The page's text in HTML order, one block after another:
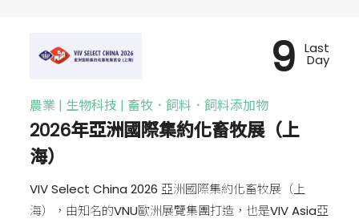
農業 | 生物科技 | 畜牧．飼料．飼料添加物
2026年亞洲國際集約化畜牧展（上
海）
VIV Select China 2026 亞洲國際集約化畜牧展（上
海），由知名的VNU歐洲展覽集團打造，也是VIV Asia亞
9 Last
Day